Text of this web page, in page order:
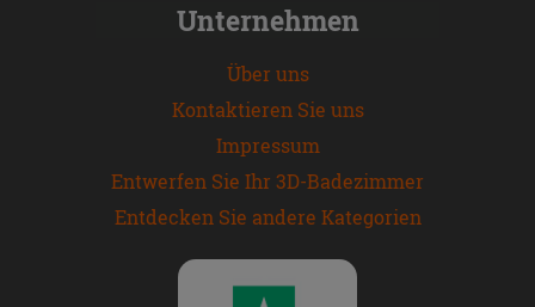
Unternehmen
Über uns
Kontaktieren Sie uns
Impressum
Entwerfen Sie Ihr 3D-Badezimmer
Entdecken Sie andere Kategorien